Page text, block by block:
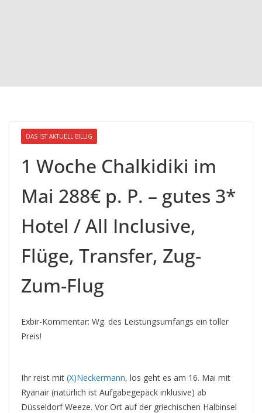
DAS IST AKTUELL BILLIG
1 Woche Chalkidiki im
Mai 288€ p. P. – gutes 3*
Hotel / All Inclusive,
Flüge, Transfer, Zug-
Zum-Flug
Exbir-Kommentar: Wg. des Leistungsumfangs ein toller
Preis!
Ihr reist mit (X)Neckermann, los geht es am 16. Mai mit
Ryanair (natürlich ist Aufgabegepäck inklusive) ab
Düsseldorf Weeze. Vor Ort auf der griechischen Halbinsel